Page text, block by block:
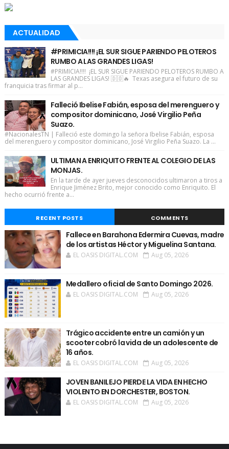
ACTUALIDAD
#PRIMICIA!!!! ¡EL SUR SIGUE PARIENDO PELOTEROS
RUMBO A LAS GRANDES LIGAS!
#PRIMICIA!!!! ¡EL SUR SIGUE PARIENDO PELOTEROS RUMBO A
LAS GRANDES LIGAS! 🇩🇴🔥 Texas asegura el futuro de su
franquicia tras firmar al p...
Falleció Ibelise Fabián, esposa del merenguero y
compositor dominicano, José Virgilio Peña
Suazo.
#NacionalesTN | Falleció este domingo la señora Ibelise Fabián, esposa
del merenguero y compositor dominicano, José Virgilio Peña Suazo. La ...
ULTIMAN A ENRIQUITO FRENTE AL COLEGIO DE LAS
MONJAS.
En la tarde de ayer jueves desconocidos ultimaron a tiros a
Enrique Jiménez Brito, mejor conocido como Enriquito. El
hecho ocurrió frente a...
RECENT POSTS COMMENTS
Fallece en Barahona Edermira Cuevas, madre
de los artistas Héctor y Miguelina Santana.
EL OASIS DIGITAL.COM Aug 05, 2026
Medallero oficial de Santo Domingo 2026.
EL OASIS DIGITAL.COM Aug 05, 2026
Trágico accidente entre un camión y un
scooter cobró la vida de un adolescente de
16 años.
EL OASIS DIGITAL.COM Aug 05, 2026
JOVEN BANILEJO PIERDE LA VIDA EN HECHO
VIOLENTO EN DORCHESTER, BOSTON.
EL OASIS DIGITAL.COM Aug 05, 2026